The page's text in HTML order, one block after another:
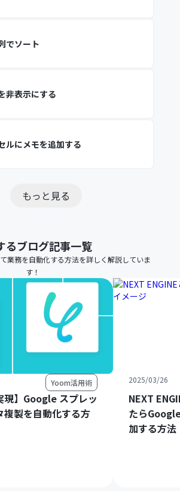
でソート
非表示にする
ルにメモを追加する
もっと見る
るブログ記事一覧
業務を自動化する方法を詳しく解説していま
す！
Yoom活用術
現】Google スプレッ
複製を自動化する方
2025/03/26
NEXT
たら
加する方法